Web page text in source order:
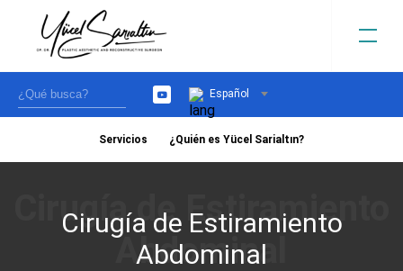
YouTubeEspañol
Servicios ¿Quién es Yücel Sarialtın?
Cirugía de Estiramiento
Abdominal